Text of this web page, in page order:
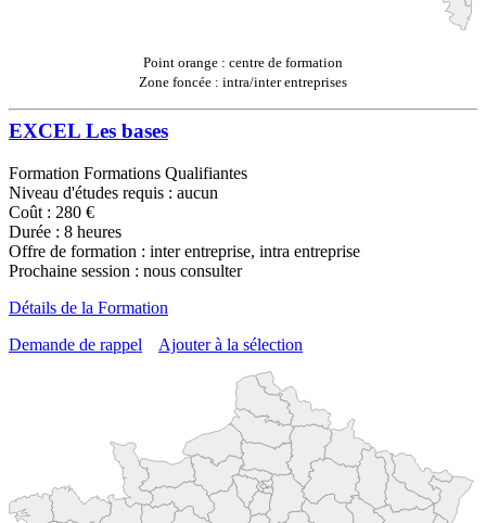
Point orange : centre de formation
Zone foncée : intra/inter entreprises
EXCEL Les bases
Formation Formations Qualifiantes
Niveau d'études requis : aucun
Coût : 280 €
Durée : 8 heures
Offre de formation : inter entreprise, intra entreprise
Prochaine session : nous consulter
Détails de la Formation
Demande de rappel
Ajouter à la sélection